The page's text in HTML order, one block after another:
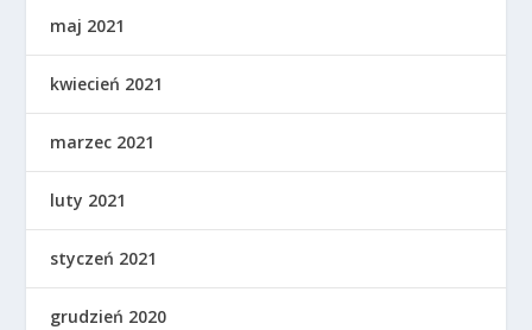
maj 2021
kwiecień 2021
marzec 2021
luty 2021
styczeń 2021
grudzień 2020